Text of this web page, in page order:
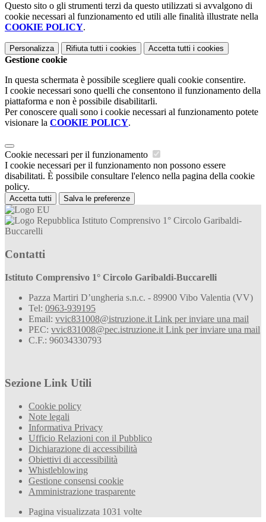
Questo sito o gli strumenti terzi da questo utilizzati si avvalgono di
cookie necessari al funzionamento ed utili alle finalità illustrate nella
COOKIE POLICY.
Personalizza Rifiuta tutti i cookies Accetta tutti i cookies
Gestione cookie
In questa schermata è possibile scegliere quali cookie consentire.
I cookie necessari sono quelli che consentono il funzionamento della
piattaforma e non è possibile disabilitarli.
Per conoscere quali sono i cookie necessari al funzionamento potete
visionare la COOKIE POLICY.
Cookie necessari per il funzionamento
I cookie necessari per il funzionamento non possono essere
disabilitati. È possibile consultare l'elenco nella pagina della cookie
policy.
Accetta tutti Salva le preferenze
Istituto Comprensivo 1° Circolo Garibaldi-
Buccarelli
Contatti
Istituto Comprensivo 1° Circolo Garibaldi-Buccarelli
Pazza Martiri D’ungheria s.n.c. - 89900 Vibo Valentia (VV)
Tel: 0963-939195
Email: vvic831008@istruzione.it Link per inviare una mail
PEC: vvic831008@pec.istruzione.it Link per inviare una mail
C.F.: 96034330793
Sezione Link Utili
Cookie policy
Note legali
Informativa Privacy
Ufficio Relazioni con il Pubblico
Dichiarazione di accessibilità
Obiettivi di accessibilità
Whistleblowing
Gestione consensi cookie
Amministrazione trasparente
Pagina visualizzata 1031 volte